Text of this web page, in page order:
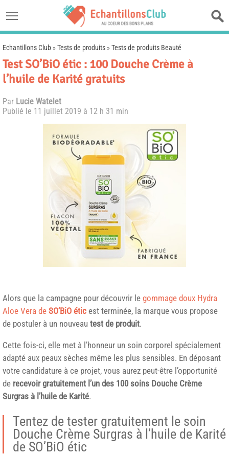
Echantillons Club »Tests de produits »Tests de produits Beauté
Test SO’BiO étic : 100 Douche Crème à
l’huile de Karité gratuits
Par Lucie Watelet
Publié le 11 juillet 2019 à 12 h 31 min
Alors que la campagne pour découvrir le gommage doux Hydra
Aloe Vera de SO’BiO étic est terminée, la marque vous propose
de postuler à un nouveau test de produit.
Cette fois-ci, elle met à l’honneur un soin corporel spécialement
adapté aux peaux sèches même les plus sensibles. En déposant
votre candidature à ce projet, vous aurez peut-être l’opportunité
de recevoir gratuitement l’un des 100 soins Douche Crème
Surgras à l’huile de Karité.
Tentez de tester gratuitement le soin
Douche Crème Surgras à l’huile de Karité
de SO’BiO étic